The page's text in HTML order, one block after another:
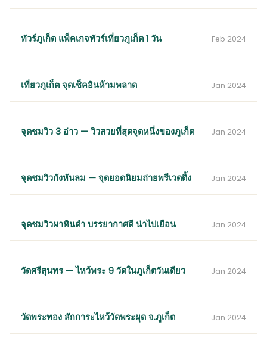
ทัวร์ภูเก็ต แพ็คเกจทัวร์เที่ยวภูเก็ต 1 วัน Feb 2024
เที่ยวภูเก็ต จุดเช็คอินห้ามพลาด Jan 2024
จุดชมวิว 3 อ่าว — วิวสวยที่สุดจุดหนึ่งของภูเก็ต Jan 2024
จุดชมวิวกังหันลม — จุดยอดนิยมถ่ายพรีเวดดิ้ง Jan 2024
จุดชมวิวผาหินดำ บรรยากาศดี น่าไปเยือน Jan 2024
วัดศรีสุนทร — ไหว้พระ 9 วัดในภูเก็ตวันเดียว Jan 2024
วัดพระทอง สักการะไหว้วัดพระผุด จ.ภูเก็ต Jan 2024